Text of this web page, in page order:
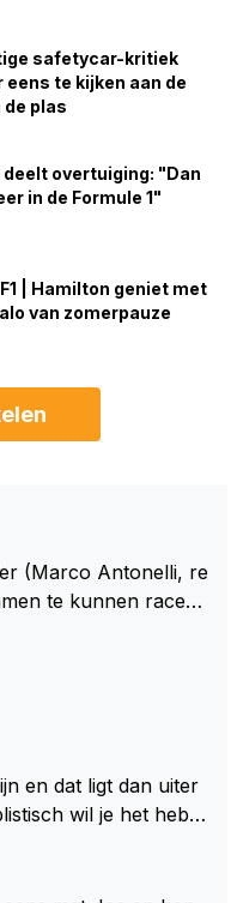
safetycar-kritiek
te kijken aan de
de plas
overtuiging: "Dan
in de Formule 1"
| Hamilton geniet met
van zomerpauze
(Marco Antonelli, re
te kunnen racen i
én Max én Jos? ;)
en dat ligt dan uiter
wil je het hebb
Red Bull bochtgri